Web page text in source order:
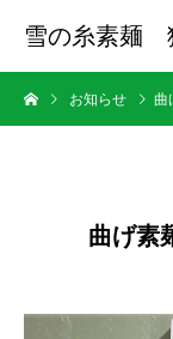
雪の糸素麺
お知らせ 曲
曲げ素